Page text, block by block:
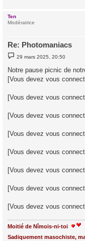
Ten
Modératrice
Re: Photomaniacs
M
e
s
a
29 mars 2025, 20:50
Notre pause picnic de
[Vous devez vous
[Vous devez vous
[Vous devez vous
[Vous devez vous
[Vous devez vous
[Vous devez vous
[Vous devez vous
[Vous devez vous
Moitié de Nîmois-ni-toi
Sadiquement masochiste,